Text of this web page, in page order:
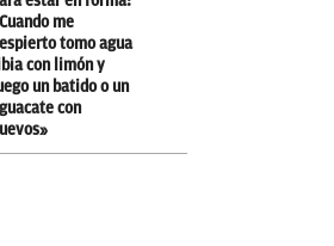
me
tomo agua
con limón y
un batido o un
con